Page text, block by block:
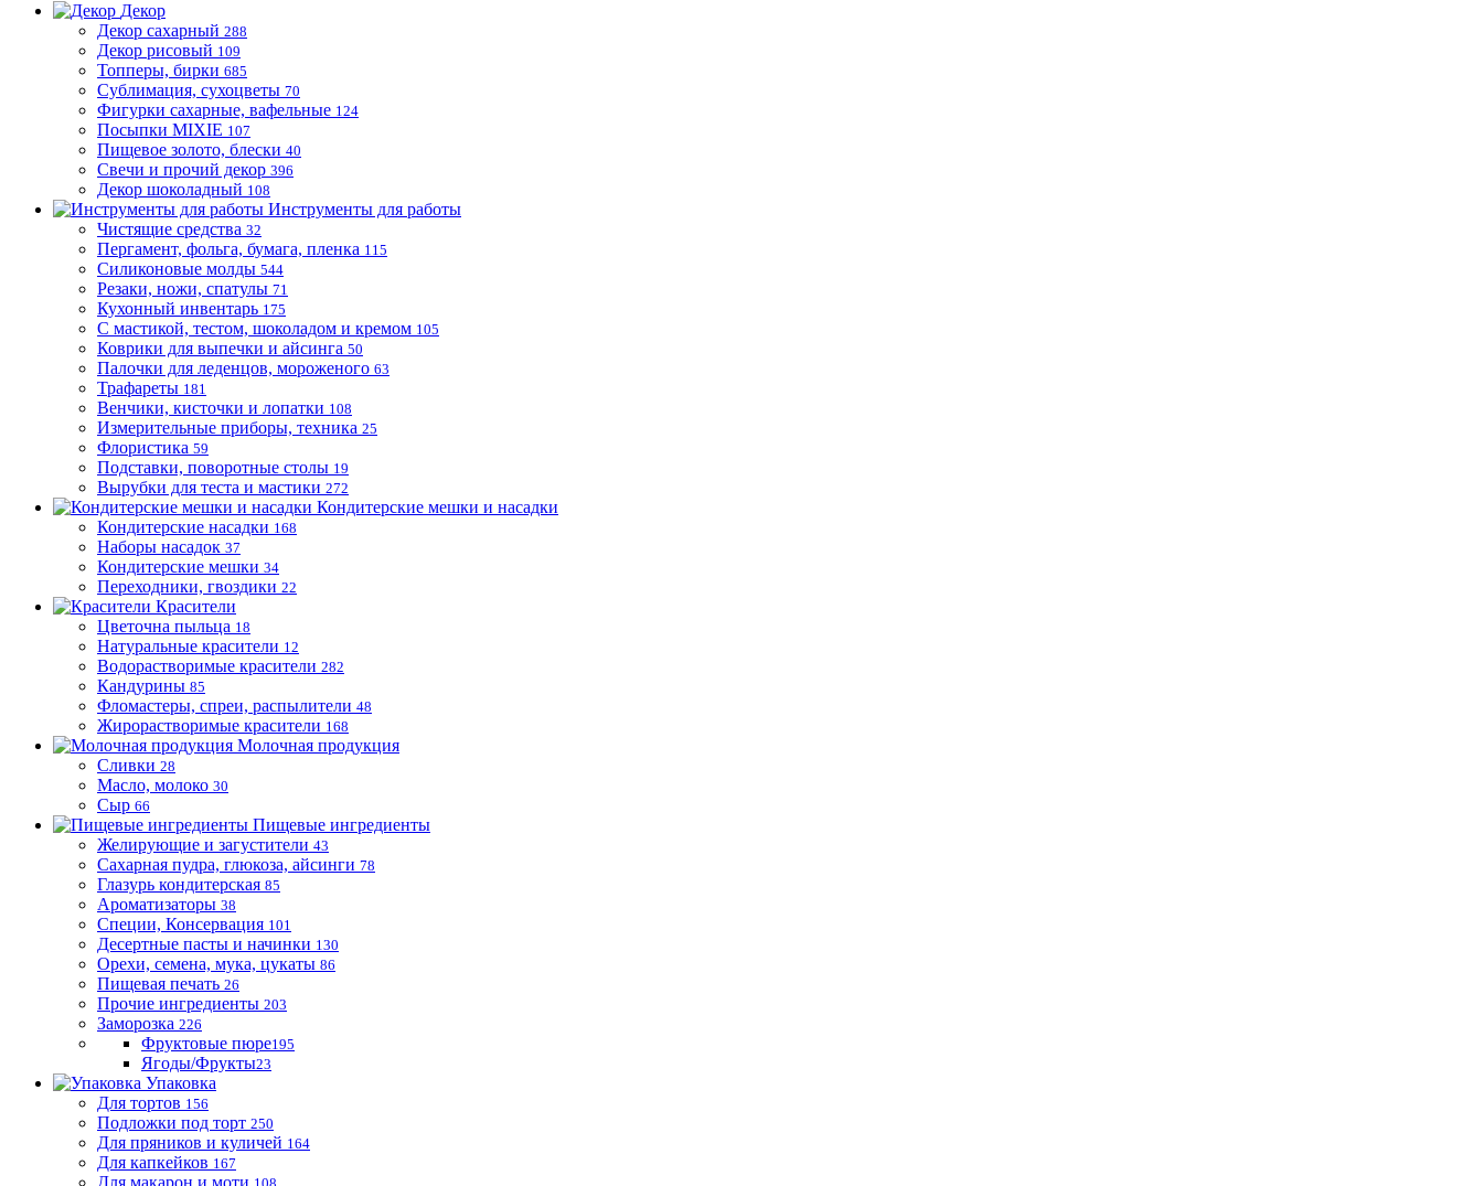
Декор
Декор сахарный 288
Декор рисовый 109
Топперы, бирки 685
Сублимация, сухоцветы 70
Фигурки сахарные, вафельные 124
Посыпки MIXIE 107
Пищевое золото, блески 40
Свечи и прочий декор 396
Декор шоколадный 108
Инструменты для работы
Чистящие средства 32
Пергамент, фольга, бумага, пленка 115
Силиконовые молды 544
Резаки, ножи, спатулы 71
Кухонный инвентарь 175
С мастикой, тестом, шоколадом и кремом 105
Коврики для выпечки и айсинга 50
Палочки для леденцов, мороженого 63
Трафареты 181
Венчики, кисточки и лопатки 108
Измерительные приборы, техника 25
Флористика 59
Подставки, поворотные столы 19
Вырубки для теста и мастики 272
Кондитерские мешки и насадки
Кондитерские насадки 168
Наборы насадок 37
Кондитерские мешки 34
Переходники, гвоздики 22
Красители
Цветочна пыльца 18
Натуральные красители 12
Водорастворимые красители 282
Кандурины 85
Фломастеры, спреи, распылители 48
Жирорастворимые красители 168
Молочная продукция
Сливки 28
Масло, молоко 30
Сыр 66
Пищевые ингредиенты
Желирующие и загустители 43
Сахарная пудра, глюкоза, айсинги 78
Глазурь кондитерская 85
Ароматизаторы 38
Специи, Консервация 101
Десертные пасты и начинки 130
Орехи, семена, мука, цукаты 86
Пищевая печать 26
Прочие ингредиенты 203
Заморозка 226
Фруктовые пюре195
Ягоды/Фрукты23
Упаковка
Для тортов 156
Подложки под торт 250
Для пряников и куличей 164
Для капкейков 167
Для макарон и моти